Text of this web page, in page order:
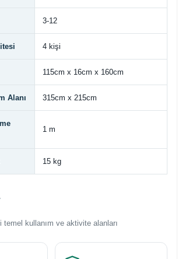
3-12
4 kişi
115cm x 16cm x 160cm
Alanı 315cm x 215cm
1 m
15 kg
temel kullanım ve aktivite alanları